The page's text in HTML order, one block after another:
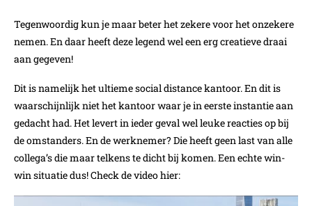
Tegenwoordig kun je maar beter het zekere voor het onzekere
nemen. En daar heeft deze legend wel een erg creatieve draai
aan gegeven!
Dit is namelijk het ultieme social distance kantoor. En dit is
waarschijnlijk niet het kantoor waar je in eerste instantie aan
gedacht had. Het levert in ieder geval wel leuke reacties op bij
de omstanders. En de werknemer? Die heeft geen last van alle
collega’s die maar telkens te dicht bij komen. Een echte win-
win situatie dus! Check de video hier: